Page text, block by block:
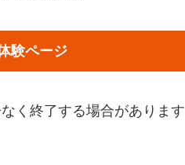
験ページ
く終了する場合があります